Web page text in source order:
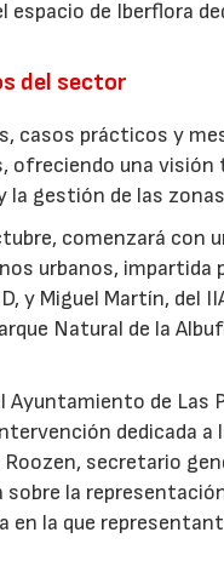
espacio de Iberflora
del sector
casos prácticos y
una
gestión de las
comenzará con
urbanos, impartida
y Miguel Martín, del
Natural de la
de Las
dedicada
secretario
sobre la
en la que